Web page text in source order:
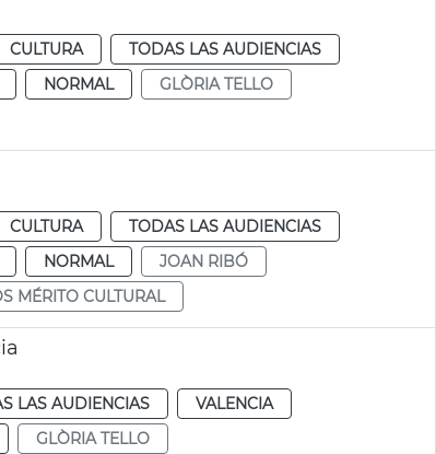
CULTURA
TODAS LAS AUDIENCIAS
NORMAL
GLÒRIA TELLO
CULTURA
TODAS LAS AUDIENCIAS
NORMAL
JOAN RIBÓ
MÉRITO CULTURAL
LAS AUDIENCIAS
VALENCIA
GLÒRIA TELLO